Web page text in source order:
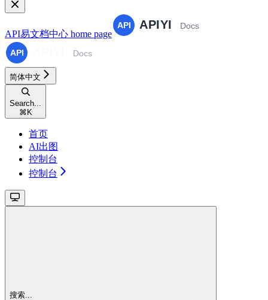
API易文档中心 home page
简体中文
Search...
⌘ K
首页
AI出图
控制台
控制台
搜索...